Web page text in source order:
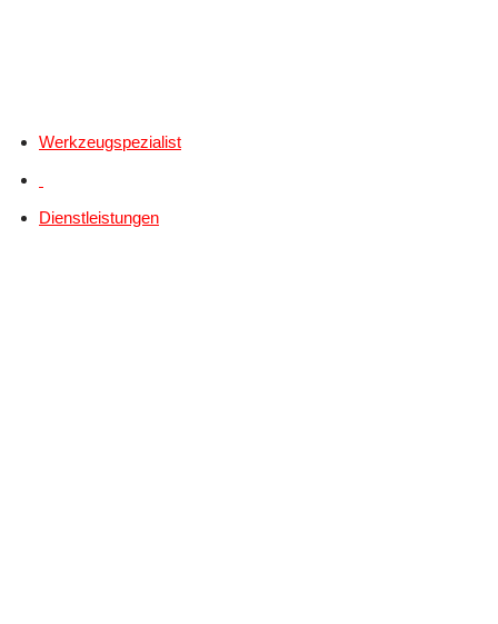
Werkzeugspezialist
Dienstleistungen